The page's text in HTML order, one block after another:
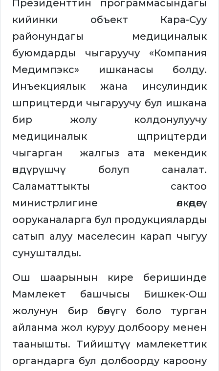
Президенттин программасындагы
кийинки объект Кара-Суу
районундагы медициналык
буюмдарды чыгаруучу «Компания
Медимпэкс» ишканасы болду.
Инъекциялык жана инсулиндик
шприцтерди чыгаруучу бул ишкана
бир жолу колдонулуучу
медициналык щприцтерди
чыгарган жалгыз ата мекендик
өндүрүшчү болуп саналат.
Саламаттыкты сактоо
министрлигине өлкөдөгү
ооруканаларга бул продукцияларды
сатып алуу маселесин карап чыгуу
сунушталды.
Ош шаарынын кире беришинде
Мамлекет башчысы Бишкек-Ош
жолунун бир бөлүгү боло турган
айланма жол куруу долбоору менен
таанышты. Тийиштүү мамлекеттик
органдарга бул долбоорду кароону